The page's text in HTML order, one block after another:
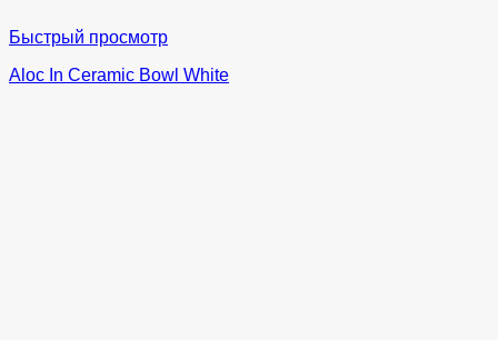
Быстрый просмотр
Aloc In Ceramic Bowl White